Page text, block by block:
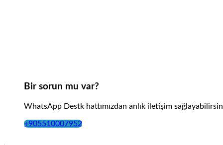
Bir sorun mu var?
WhatsApp Destk hattımızdan anlık iletişim
+905510007952